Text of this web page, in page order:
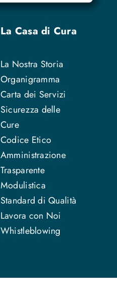
La Casa di Cura
La Nostra Storia
Organigramma
Carta dei Servizi
Sicurezza delle
Cure
Codice Etico
Amministrazione
Trasparente
Modulistica
Standard di Qualità
Lavora con Noi
Whistleblowing